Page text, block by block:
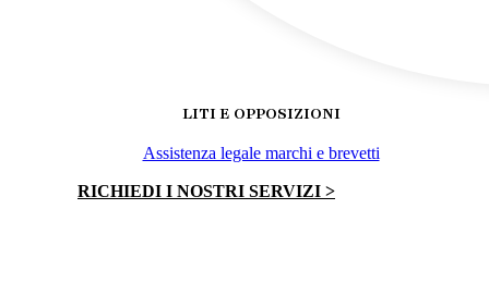
LITI E OPPOSIZIONI
Assistenza legale marchi e brevetti
RICHIEDI I NOSTRI SERVIZI >